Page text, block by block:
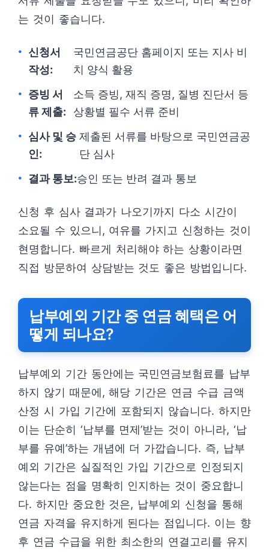
는 것이 좋습니다.
신청서
작성:
국민연금공단 홈페이지 또는 지사 비
치 양식 활용
증빙 서
류 제출:
소득 증빙, 재직 증명, 질병 진단서 등
상황별 필수 서류 준비
심사 및 승
인:
제출된 서류를 바탕으로 국민연금공
단 심사
결과 통보:승인 또는 반려 결과 통보
신청 후 심사 결과가 나오기까지 다소 시간이
소요될 수 있으니, 여유를 가지고 신청하는 것이
현명합니다. 빠르게 처리해야 하는 상황이라면
직접 방문하여 상담받는 것도 좋은 방법입니다.
납부예외 기간 중 연금 혜택은 어
떻게 되나요?
납부예외 기간 동안에는 국민연금보험료를 납부
하지 않기 때문에, 해당 기간은 연금 수급 금액
산정 시 가입 기간에 포함되지 않습니다. 하지만
이는 단순히 ‘납부를 면제’받는 것이 아니라, ‘납
부를 유예’하는 개념에 더 가깝습니다. 즉, 납부
예외 기간은 실질적인 가입 기간으로 인정되지
않는다는 점을 명확히 인지하는 것이 중요합니
다. 하지만 중요한 것은, 납부예외 신청을 통해
연금 자격을 유지하게 된다는 점입니다. 이는 향
후 연금 수급을 위한 최소한의 연결고리를 유지